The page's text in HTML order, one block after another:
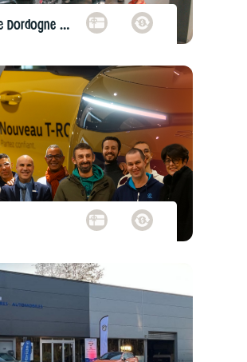
Grand Garage Dordogne Peugeot